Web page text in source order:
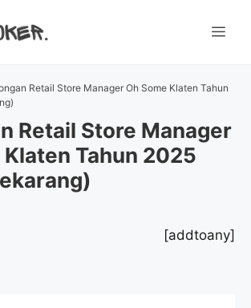
Retail Store Manager Oh Some Klaten Tahun
Retail Store Manager
Klaten Tahun 2025
[addtoany]